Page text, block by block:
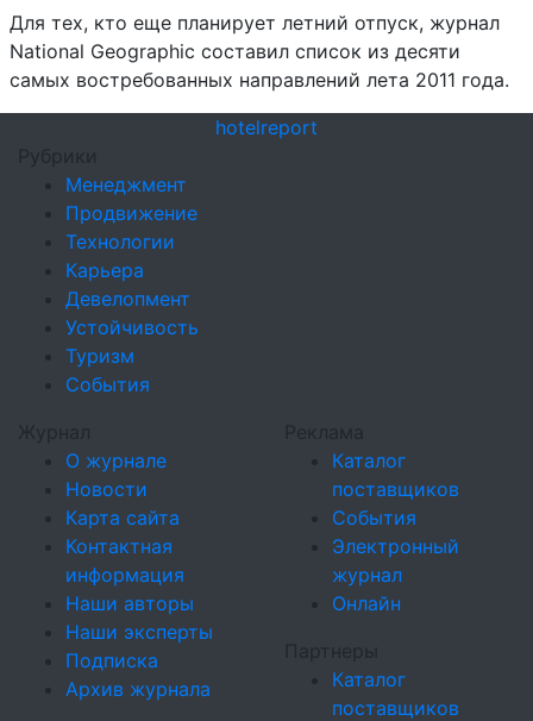
Для тех, кто еще планирует летний отпуск, журнал
National Geographic составил список из десяти
самых востребованных направлений лета 2011 года.
hotelreport
Рубрики
Менеджмент
Продвижение
Технологии
Карьера
Девелопмент
Устойчивость
Туризм
События
Журнал
О журнале
Новости
Карта сайта
Контактная
информация
Наши авторы
Наши эксперты
Подписка
Архив журнала
Реклама
Каталог
поставщиков
События
Электронный
журнал
Онлайн
Партнеры
Каталог
поставщиков